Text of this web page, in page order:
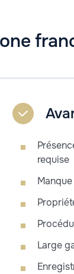
requise
Large